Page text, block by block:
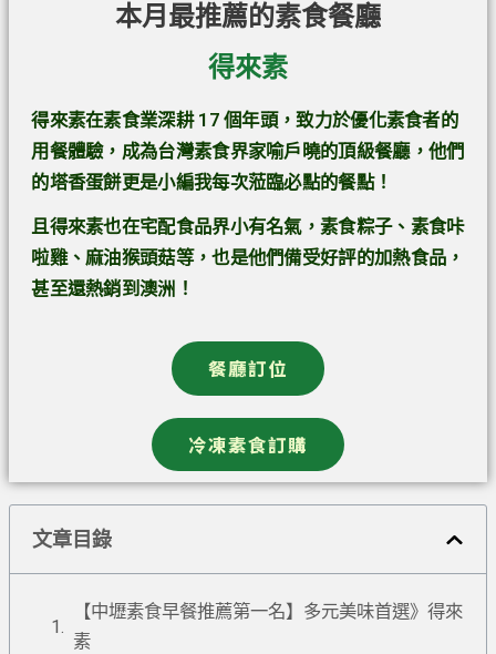
本月最推薦的素食餐廳
得來素
得來素在素食業深耕 17 個年頭，致力於優化素食者的
用餐體驗，成為台灣素食界家喻戶曉的頂級餐廳，他們
的塔香蛋餅更是小編我每次蒞臨必點的餐點！
且得來素也在宅配食品界小有名氣，素食粽子、素食咔
啦雞、麻油猴頭菇等，也是他們備受好評的加熱食品，
甚至還熱銷到澳洲！
餐廳訂位
冷凍素食訂購
文章目錄
【中壢素食早餐推薦第一名】多元美味首選》得來
素